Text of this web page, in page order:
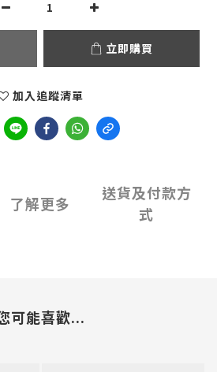
立即購買
加入追蹤清單
了解更多
送貨及付款方
式
可能喜歡...